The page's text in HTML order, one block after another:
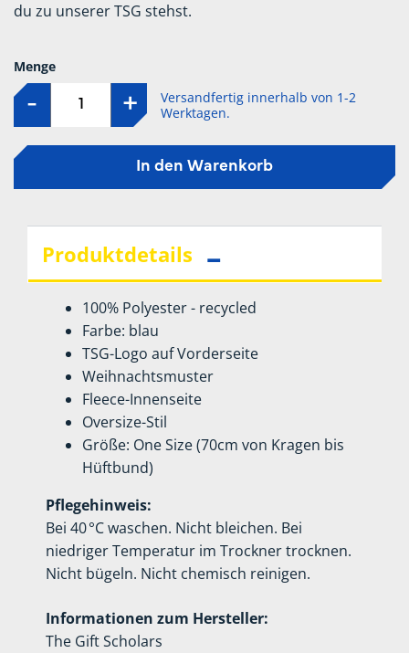
du zu unserer TSG stehst.
Menge
- +
Versandfertig innerhalb von 1-2
Werktagen.
In den Warenkorb
Produktdetails
100% Polyester - recycled
Farbe: blau
TSG-Logo auf Vorderseite
Weihnachtsmuster
Fleece-Innenseite
Oversize-Stil
Größe: One Size (70cm von Kragen bis
Hüftbund)
Pflegehinweis:
Bei 40 °C waschen. Nicht bleichen. Bei
niedriger Temperatur im Trockner trocknen.
Nicht bügeln. Nicht chemisch reinigen.
Informationen zum Hersteller:
The Gift Scholars